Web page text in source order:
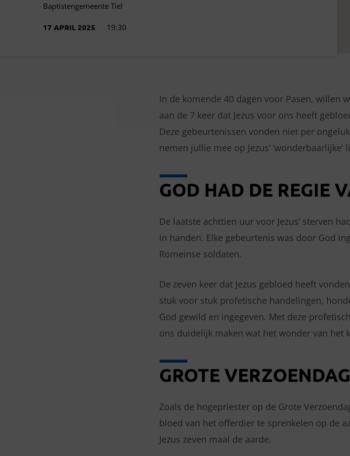
Baptistengemeente Tiel
17 APRIL 2025 19:30
In de komende 40 dagen voor Pasen, willen
aan de 7 keer dat Jezus voor ons heeft
Deze gebeurtenissen vonden niet per
nemen jullie mee op Jezus’ ‘wonderbaarlijke’
GOD HAD DE REGIE
De laatste achttien uur voor Jezus’ sterven
in handen. Elke gebeurtenis was door God
Romeinse soldaten.
De zeven keer dat Jezus gebloed heeft
stuk voor stuk profetische handelingen,
God gewild en ingegeven. Met deze
ons duidelijk maken wat het wonder van het
GROTE VERZOENDAG
Zoals de hogepriester op de Grote
bloed van het offerdier te sprenkelen op de
Jezus zeven maal de aarde.